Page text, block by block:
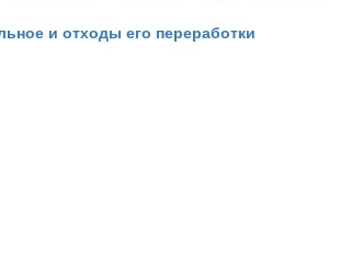
и отходы его переработки